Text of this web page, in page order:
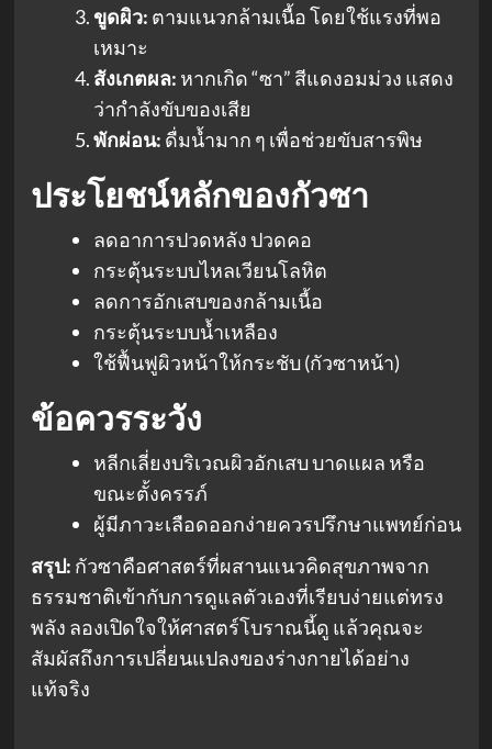
ขูดผิว: ตามแนวกล้ามเนื้อ โดยใช้แรงที่พอ
เหมาะ
สังเกตผล: หากเกิด “ซา” สีแดงอมม่วง แสดง
ว่ากำลังขับของเสีย
พักผ่อน: ดื่มน้ำมาก ๆ เพื่อช่วยขับสารพิษ
ประโยชน์หลักของกัวซา
ลดอาการปวดหลัง ปวดคอ
กระตุ้นระบบไหลเวียนโลหิต
ลดการอักเสบของกล้ามเนื้อ
กระตุ้นระบบน้ำเหลือง
ใช้ฟื้นฟูผิวหน้าให้กระชับ (กัวซาหน้า)
ข้อควรระวัง
หลีกเลี่ยงบริเวณผิวอักเสบ บาดแผล หรือ
ขณะตั้งครรภ์
ผู้มีภาวะเลือดออกง่ายควรปรึกษาแพทย์ก่อน
สรุป: กัวซาคือศาสตร์ที่ผสานแนวคิดสุขภาพจาก
ธรรมชาติเข้ากับการดูแลตัวเองที่เรียบง่ายแต่ทรง
พลัง ลองเปิดใจให้ศาสตร์โบราณนี้ดู แล้วคุณจะ
สัมผัสถึงการเปลี่ยนแปลงของร่างกายได้อย่าง
แท้จริง